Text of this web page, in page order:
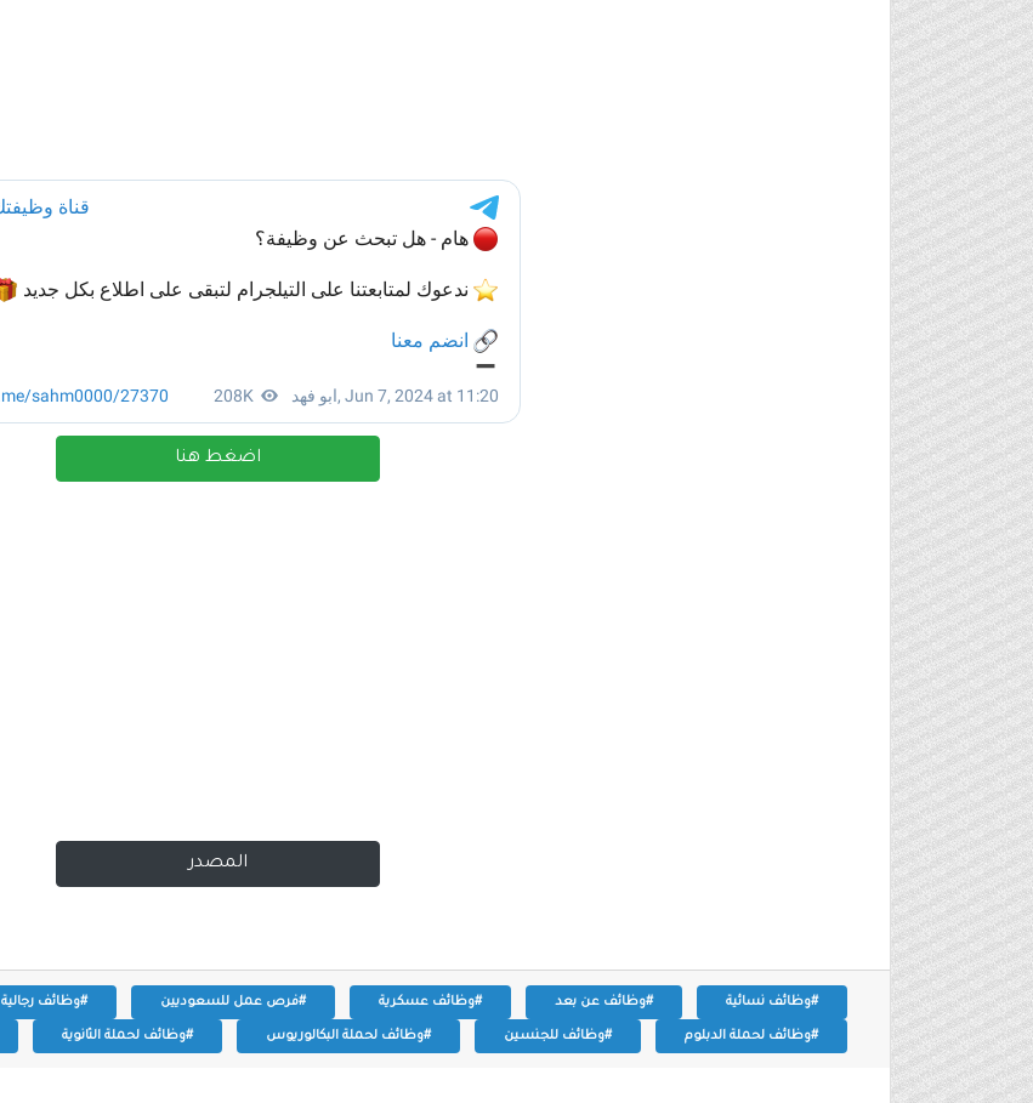
اضغط هنا
المصدر
#وظائف نسائية #وظائف عن بعد #وظائف عسكرية #فرص عمل للسعوديين #وظائف رجالية
#وظائف لحملة الدبلوم #وظائف للجنسين #وظائف لحملة البكالوريوس #وظائف لحملة الثانوية